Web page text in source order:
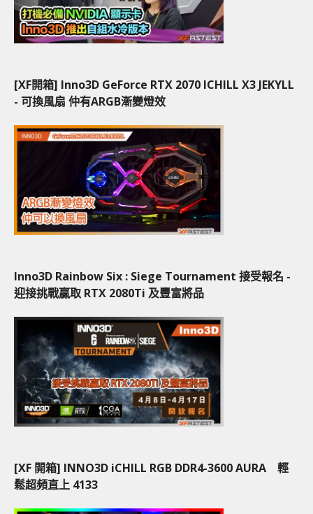
[XF開箱] Inno3D GeForce RTX 2070 ICHILL X3 JEKYLL
- 可換風扇 仲有ARGB漸變燈效
Inno3D Rainbow Six : Siege Tournament 接受報名 -
迎接挑戰贏取 RTX 2080Ti 及豐富將品
[XF 開箱] INNO3D iCHILL RGB DDR4-3600 AURA 輕
鬆超頻直上 4133